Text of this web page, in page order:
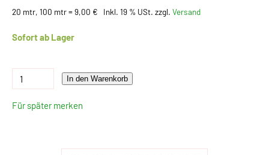
20 mtr, 100 mtr = 9,00 € Inkl. 19 % USt. zzgl. Versand
Sofort ab Lager
In den Warenkorb
Für später merken